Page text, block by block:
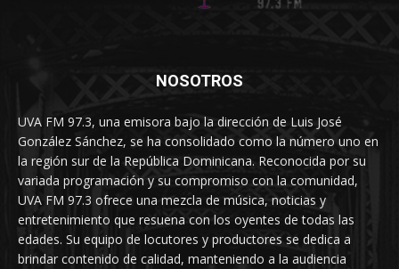
NOSOTROS
UVA FM 97.3, una emisora bajo la dirección de Luis José
González Sánchez, se ha consolidado como la número uno en
la región sur de la República Dominicana. Reconocida por su
variada programación y su compromiso con la comunidad,
UVA FM 97.3 ofrece una mezcla de música, noticias y
entretenimiento que resuena con los oyentes de todas las
edades. Su equipo de locutores y productores se dedica a
brindar contenido de calidad, manteniendo a la audiencia